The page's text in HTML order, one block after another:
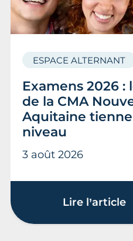
Examens 2026 :
de la CMA
Aquitaine
niveau
ESPACE ALTERNANT
3 août 2026
Lire l’article